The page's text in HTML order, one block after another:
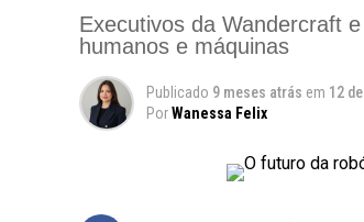
Executivos da Wandercraft
humanos e máquinas
Publicado 9 meses atrás em 12
PorWanessa Felix